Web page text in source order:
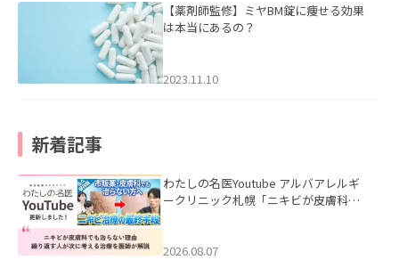
【薬剤師監修】ミヤBM錠に痩せる効果
は本当にあるの？
2023.11.10
新着記事
わたしの名医Youtube アルバアレルギ
ークリニック札幌「ニキビが皮膚科で
ました。
2026.08.07